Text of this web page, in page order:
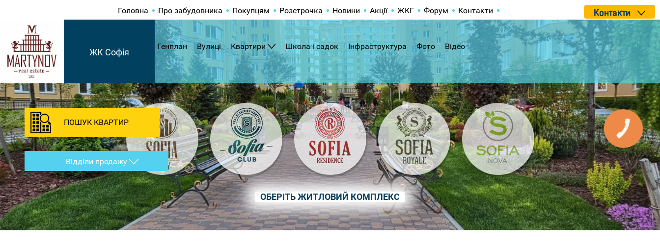
ОБЕРІТЬ ЖИТЛОВИЙ КОМПЛЕКС
Головна Про забудовника Покупцям Розстрочка Новини Акції ЖКГ Форум Контакти Контакти
ЖК Софія
Генплан Вулиці Квартири Школа і садок Інфраструктура Фото Відео
ПОШУК КВАРТИР
Відділи продажу